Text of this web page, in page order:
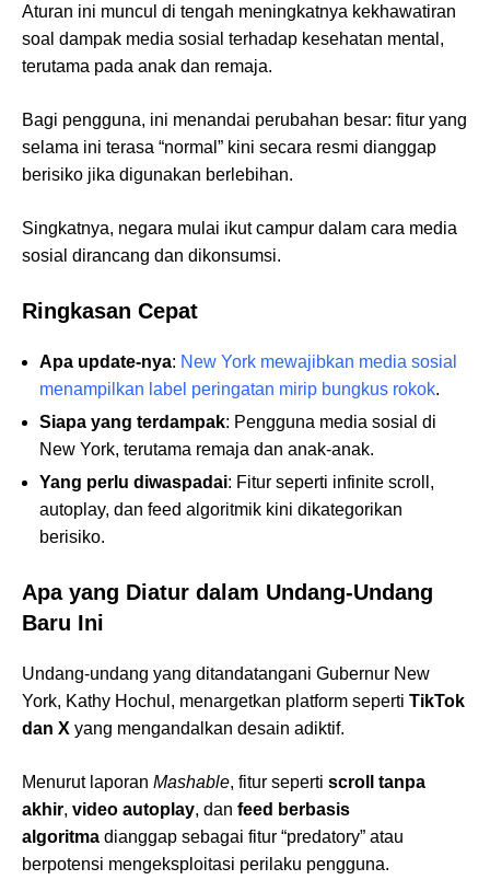
Aturan ini muncul di tengah meningkatnya kekhawatiran
soal dampak media sosial terhadap kesehatan mental,
terutama pada anak dan remaja.
Bagi pengguna, ini menandai perubahan besar: fitur yang
selama ini terasa “normal” kini secara resmi dianggap
berisiko jika digunakan berlebihan.
Singkatnya, negara mulai ikut campur dalam cara media
sosial dirancang dan dikonsumsi.
Ringkasan Cepat
Apa update-nya: New York mewajibkan media sosial
menampilkan label peringatan mirip bungkus rokok.
Siapa yang terdampak: Pengguna media sosial di
New York, terutama remaja dan anak-anak.
Yang perlu diwaspadai: Fitur seperti infinite scroll,
autoplay, dan feed algoritmik kini dikategorikan
berisiko.
Apa yang Diatur dalam Undang-Undang
Baru Ini
Undang-undang yang ditandatangani Gubernur New
York, Kathy Hochul, menargetkan platform seperti TikTok
dan X yang mengandalkan desain adiktif.
Menurut laporan Mashable, fitur seperti scroll tanpa
akhir, video autoplay, dan feed berbasis
algoritma dianggap sebagai fitur “predatory” atau
berpotensi mengeksploitasi perilaku pengguna.